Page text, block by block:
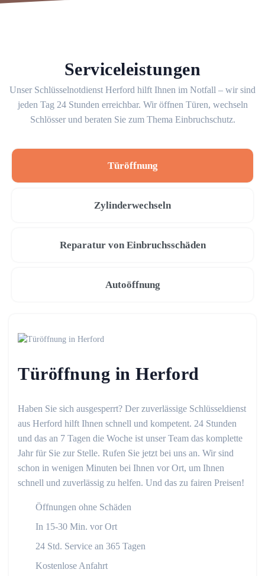
Serviceleistungen
Unser Schlüsselnotdienst Herford hilft Ihnen im Notfall – wir sind
jeden Tag 24 Stunden erreichbar. Wir öffnen Türen, wechseln
Schlösser und beraten Sie zum Thema Einbruchschutz.
Türöffnung
Zylinderwechseln
Reparatur von Einbruchsschäden
Autoöffnung
Türöffnung in Herford
Haben Sie sich ausgesperrt? Der zuverlässige Schlüsseldienst
aus Herford hilft Ihnen schnell und kompetent. 24 Stunden
und das an 7 Tagen die Woche ist unser Team das komplette
Jahr für Sie zur Stelle. Rufen Sie jetzt bei uns an. Wir sind
schon in wenigen Minuten bei Ihnen vor Ort, um Ihnen
schnell und zuverlässig zu helfen. Und das zu fairen Preisen!
Öffnungen ohne Schäden
In 15-30 Min. vor Ort
24 Std. Service an 365 Tagen
Kostenlose Anfahrt